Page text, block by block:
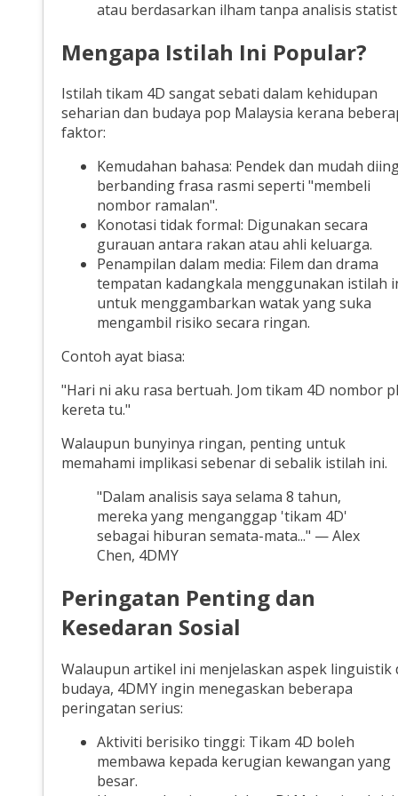
atau berdasarkan ilham tanpa analisis
Mengapa Istilah Ini Popular?
Istilah tikam 4D sangat sebati dalam kehidupan
seharian dan budaya pop Malaysia kerana
faktor:
Kemudahan bahasa: Pendek dan mudah
berbanding frasa rasmi seperti "membeli
nombor ramalan".
Konotasi tidak formal: Digunakan secara
gurauan antara rakan atau ahli keluarga.
Penampilan dalam media: Filem dan drama
tempatan kadangkala menggunakan istilah
untuk menggambarkan watak yang suka
mengambil risiko secara ringan.
Contoh ayat biasa:
"Hari ni aku rasa bertuah. Jom tikam 4D nombor
kereta tu."
Walaupun bunyinya ringan, penting untuk
memahami implikasi sebenar di sebalik istilah ini.
"Dalam analisis saya selama 8 tahun,
mereka yang menganggap 'tikam 4D'
sebagai hiburan semata-mata..." — Alex
Chen, 4DMY
Peringatan Penting dan
Kesedaran Sosial
Walaupun artikel ini menjelaskan aspek linguistik
budaya, 4DMY ingin menegaskan beberapa
peringatan serius:
Aktiviti berisiko tinggi: Tikam 4D boleh
membawa kepada kerugian kewangan yang
besar.